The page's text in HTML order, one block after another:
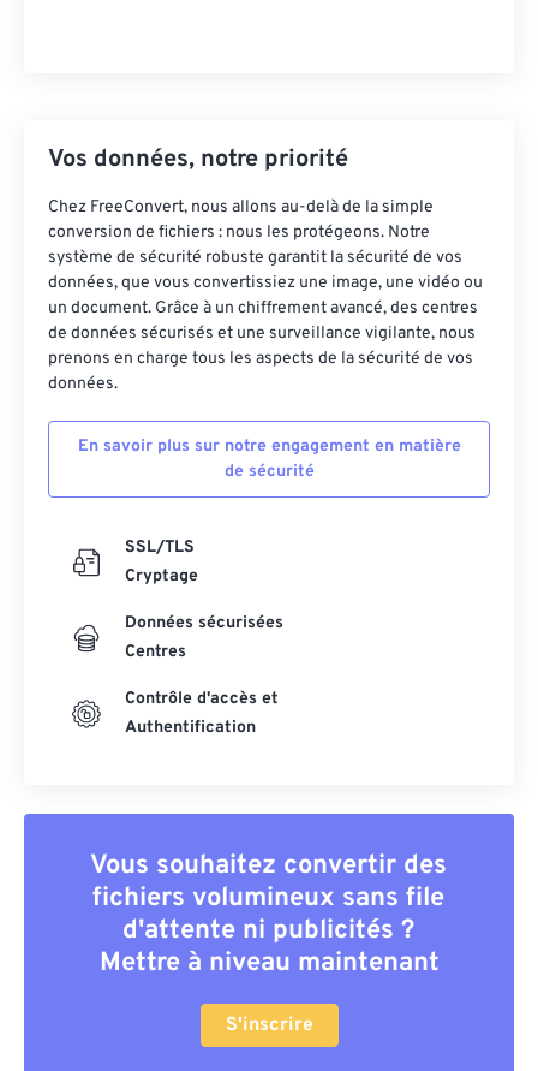
Vos données, notre priorité
Chez FreeConvert, nous allons au-delà de la simple
conversion de fichiers : nous les protégeons. Notre
système de sécurité robuste garantit la sécurité de vos
données, que vous convertissiez une image, une vidéo ou
un document. Grâce à un chiffrement avancé, des centres
de données sécurisés et une surveillance vigilante, nous
prenons en charge tous les aspects de la sécurité de vos
données.
En savoir plus sur notre engagement en matière
de sécurité
SSL/TLS
Cryptage
Données sécurisées
Centres
Contrôle d'accès et
Authentification
Vous souhaitez convertir des
fichiers volumineux sans file
d'attente ni publicités ?
Mettre à niveau maintenant
S'inscrire